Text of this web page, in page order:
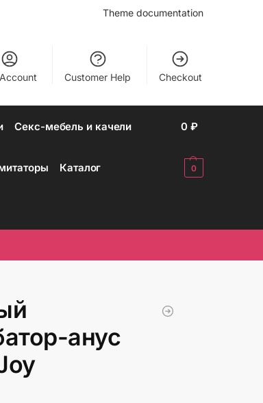
Theme documentation
Customer Help Checkout
Секс-мебель и качели
Каталог
0 ₽
0
анус